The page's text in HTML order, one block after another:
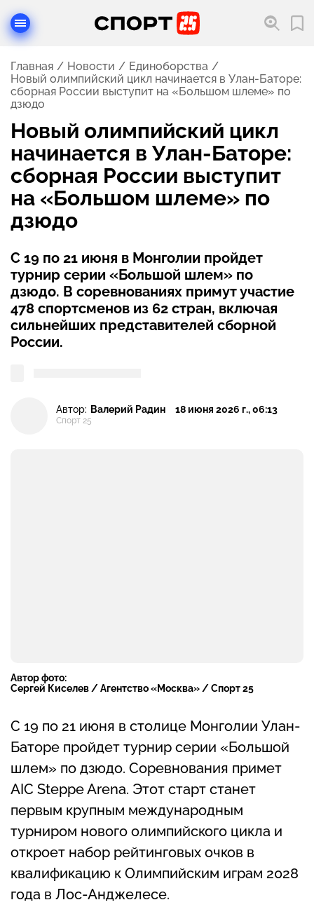
Главная Новости
Единоборства
Новый олимпийский цикл начинается в Улан-Баторе:
сборная России выступит на «Большом шлеме» по
дзюдо
Новый олимпийский цикл
начинается в Улан-Баторе:
сборная России выступит
на «Большом шлеме» по
дзюдо
С 19 по 21 июня в Монголии пройдет
турнир серии «Большой шлем» по
дзюдо. В соревнованиях примут участие
478 спортсменов из 62 стран, включая
сильнейших представителей сборной
России.
Автор: Валерий Радин
Спорт 25
18 июня 2026 г., 06:13
Автор фото:
Сергей Киселев / Агентство «Москва» / Спорт 25
С 19 по 21 июня в столице Монголии Улан-
Баторе пройдет турнир серии «Большой
шлем» по дзюдо. Соревнования примет
AIC Steppe Arena. Этот старт станет
первым крупным международным
турниром нового олимпийского цикла и
откроет набор рейтинговых очков в
квалификацию к Олимпийским играм 2028
года в Лос-Анджелесе.